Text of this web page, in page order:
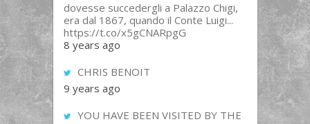
dovesse succedergli a Palazzo Chigi,
era dal 1867, quando il Conte Luigi...
https://t.co/x5gCNARpgG
8 years ago
CHRIS BENOIT
9 years ago
YOU HAVE BEEN VISITED BY THE